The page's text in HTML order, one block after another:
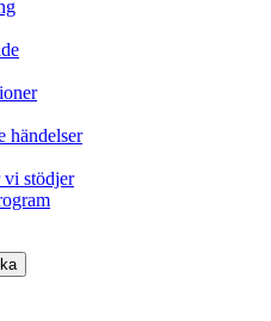
händelser
vi stödjer